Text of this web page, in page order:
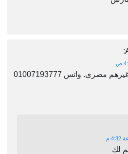
:
واتس 01007193777
لك